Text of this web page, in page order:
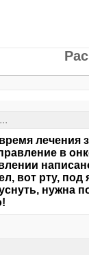
лечения
в
вот рту, под
нужна